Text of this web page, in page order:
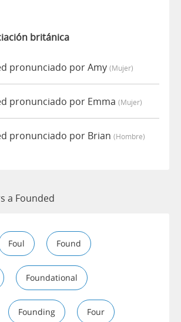
británica
pronunciado por Amy (mujer)
pronunciado por Emma (mujer)
pronunciado por Brian (hombre)
a Founded
Foul Found
Foundational
Founding Four